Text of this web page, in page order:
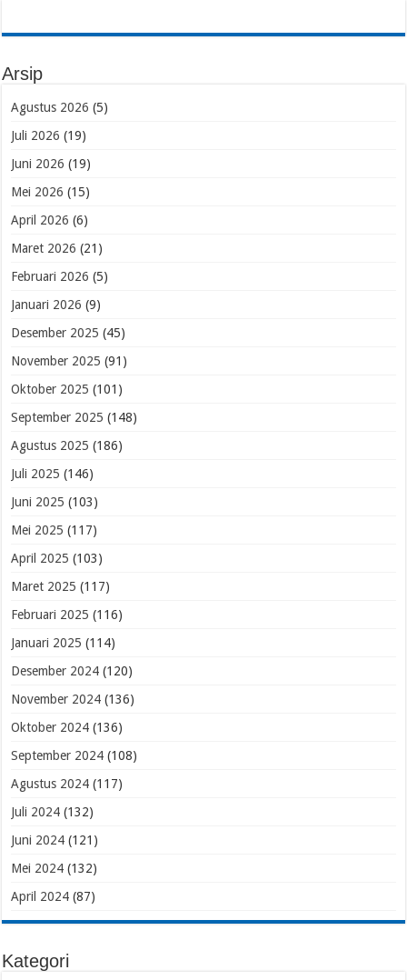
Arsip
Agustus 2026 (5)
Juli 2026 (19)
Juni 2026 (19)
Mei 2026 (15)
April 2026 (6)
Maret 2026 (21)
Februari 2026 (5)
Januari 2026 (9)
Desember 2025 (45)
November 2025 (91)
Oktober 2025 (101)
September 2025 (148)
Agustus 2025 (186)
Juli 2025 (146)
Juni 2025 (103)
Mei 2025 (117)
April 2025 (103)
Maret 2025 (117)
Februari 2025 (116)
Januari 2025 (114)
Desember 2024 (120)
November 2024 (136)
Oktober 2024 (136)
September 2024 (108)
Agustus 2024 (117)
Juli 2024 (132)
Juni 2024 (121)
Mei 2024 (132)
April 2024 (87)
Kategori